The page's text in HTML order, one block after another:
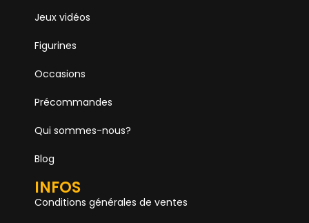
Jeux vidéos
Figurines
Occasions
Précommandes
Qui sommes-nous?
Blog
INFOS
Conditions générales de ventes